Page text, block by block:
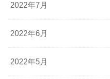
2022年7月
2022年6月
2022年5月